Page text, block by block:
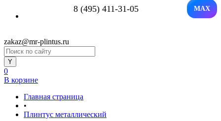
8 (495) 411-31-05 MAX
zakaz@mr-plintus.ru
0
В корзине
Главная страница
•
Плинтус металлический